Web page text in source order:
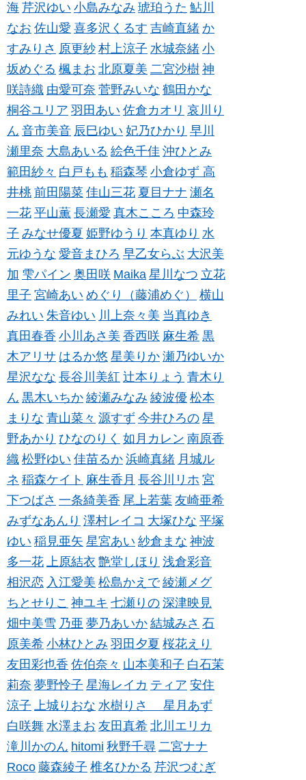
海 芹沢ゆい 小島みなみ 琥珀うた 鮎川
なお 佐山愛 喜多沢くるす 吉崎直緒 か
すみりさ 原更紗 村上涼子 水城奈緒 小
坂めぐる 楓まお 北原夏美 二宮沙樹 神
咲詩織 由愛可奈 菅野みいな 鶴田かな
桐谷ユリア 羽田あい 佐倉カオリ 哀川り
ん 音市美音 辰巳ゆい 妃乃ひかり 早川
瀬里奈 大島あいる 絵色千佳 沖ひとみ
範田紗々 白戸もも 稲森琴 小倉ゆず 高
井桃 前田陽菜 佳山三花 夏目ナナ 瀬名
一花 平山薫 長瀬愛 真木こころ 中森玲
子 みなせ優夏 姫野ゆうり 本真ゆり 水
元ゆうな 愛音まひろ 早乙女らぶ 大沢美
加 雫パイン 奥田咲 Maika 星川なつ 立花
里子 宮崎あい めぐり（藤浦めぐ）
横山
みれい 朱音ゆい 川上奈々美 当真ゆき
真田春香 小川あさ美 香西咲 麻生希 黒
木アリサ はるか悠 星美りか 瀬乃ゆいか
星沢なな 長谷川美紅 辻本りょう 青木り
ん 黒木いちか 綾瀬みなみ 綾波優 松本
まりな 青山菜々 源すず 今井ひろの 星
野あかり ひなのりく 如月カレン 南原香
織 松野ゆい 佳苗るか 浜崎真緒 月城ル
ネ 稲森ケイト 麻生香月 長谷川リホ 宮
下つばさ 一条綺美香 尾上若葉 友崎亜希
みずなあんり 澤村レイコ 大塚ひな 平塚
ゆい 稲見亜矢 星宮あい 紗倉まな 神波
多一花 上原結衣 艶堂しほり 浅倉彩音
相沢恋 入江愛美 松島かえで 綾瀬メグ
ちとせりこ 神ユキ 七瀬りの 深津映見
畑中美雪 乃亜 夢乃あいか 結城みさ 石
原美希 小林ひとみ 羽田夕夏 桜花えり
友田彩也香 佐伯奈々 山本美和子 白石茉
莉奈 夢野怜子 星海レイカ ティア 安住
涼子 上城りおな 水樹りさ 星月あず
白咲舞 水澤まお 友田真希 北川エリカ
滝川かのん hitomi 秋野千尋 二宮ナナ
Roco 藤森綾子 椎名ひかる 芹沢つむぎ